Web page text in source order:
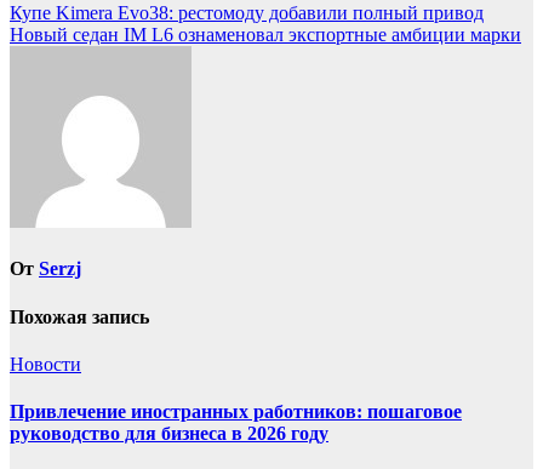
Навигация
по
Купе Kimera Evo38: рестомоду добавили полный привод
Новый седан IM L6 ознаменовал экспортные амбиции марки
От Serzj
Похожая запись
Новости
Привлечение иностранных работников: пошаговое
руководство для бизнеса в 2026 году